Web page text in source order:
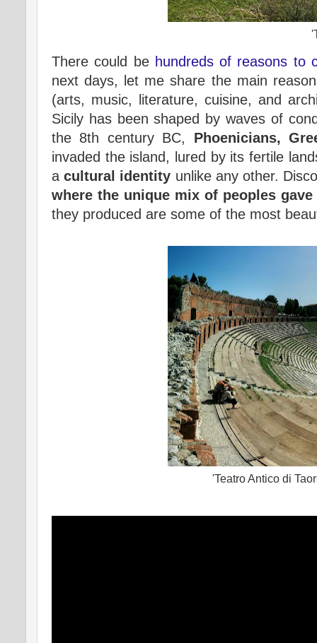
There could be hundreds of reasons to
next days, let me share the main
(arts, music, literature, cuisine, and
Sicily has been shaped by waves of
the 8th century BC, Phoenicians,
invaded the island, lured by its fertile
acultural identity unlike any other.
where the unique mix of peoples
they produced are some of the most
'Teatro Antico di